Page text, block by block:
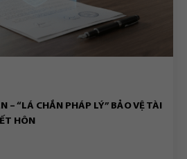
– “LÁ CHẮN PHÁP LÝ” BẢO VỆ TÀI
HÔN